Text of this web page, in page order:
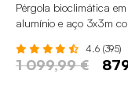
Pérgola bioclimática em
alumínio e aço 3x3m
4.6 (395)
1 099,99 €